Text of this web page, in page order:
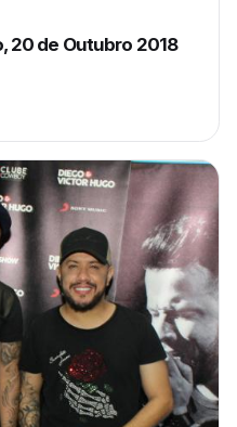
20 de Outubro 2018